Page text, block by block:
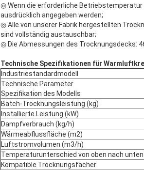
◎ Wenn die erforderliche Betriebstemperatur
ausdrücklich angegeben werden;
◎ Alle von unserer Fabrik hergestellten
sind vollständig austauschbar;
◎ Die Abmessungen des Trocknungsdecks:
Technische Spezifikationen für
Industriestandardmodell
Technische Parameter
Spezifikation des Modells
Batch-Trocknungsleistung (kg)
Installierte Leistung (kW)
Dampfverbrauch (kg/h)
Wärmeabflussfläche (m2)
Luftstromvolumen (m3/h)
Temperaturunterschied von oben nach unten
Kompatible Trocknungsfächer